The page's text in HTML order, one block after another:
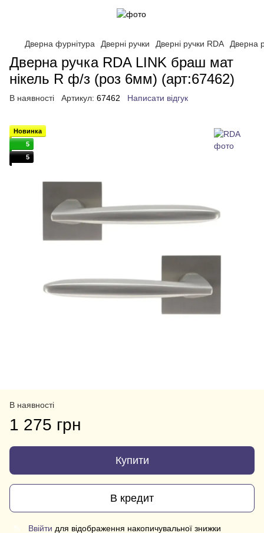
Дверна фурнітура Дверні ручки Дверні ручки RDA Дверна
Дверна ручка RDA LINK браш мат
нікель R ф/з (роз 6мм) (арт:67462)
В наявності Артикул: 67462 Написати відгук
Новинка
5
5
В наявності
1 275 грн
Купити
В кредит
Ввійти для відображення накопичувальної знижки